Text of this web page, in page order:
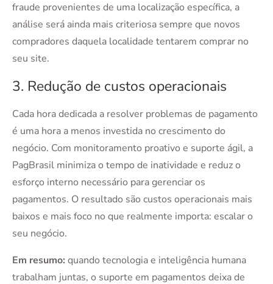
fraude provenientes de uma localização específica, a
análise será ainda mais criteriosa sempre que novos
compradores daquela localidade tentarem comprar no
seu site.
3. Redução de custos operacionais
Cada hora dedicada a resolver problemas de pagamento
é uma hora a menos investida no crescimento do
negócio. Com monitoramento proativo e suporte ágil, a
PagBrasil minimiza o tempo de inatividade e reduz o
esforço interno necessário para gerenciar os
pagamentos. O resultado são custos operacionais mais
baixos e mais foco no que realmente importa: escalar o
seu negócio.
Em resumo: quando tecnologia e inteligência humana
trabalham juntas, o suporte em pagamentos deixa de